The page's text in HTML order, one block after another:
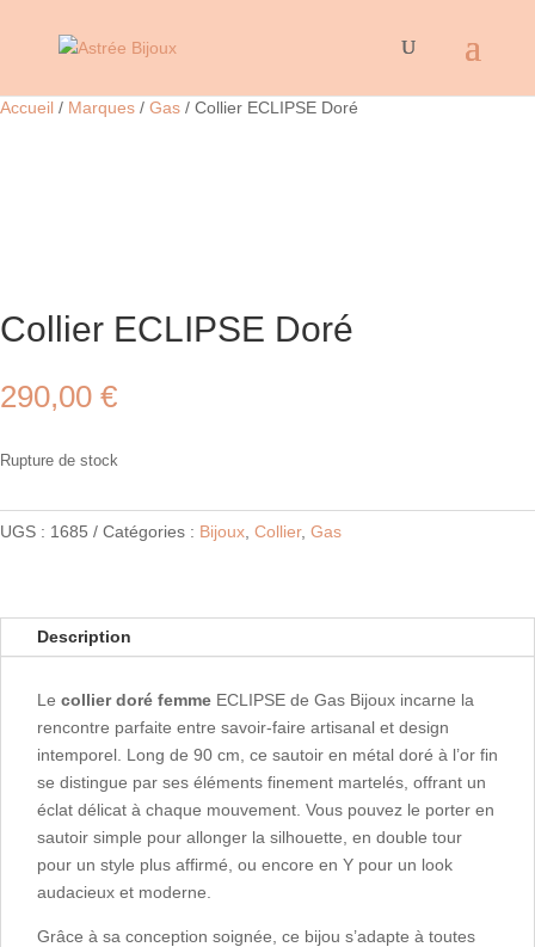
Accueil / Marques / Gas / Collier ECLIPSE Doré
Collier ECLIPSE Doré
290,00 €
Rupture de stock
UGS : 1685 Catégories : Bijoux Collier, Gas
Description
Le collier doré femme ECLIPSE de Gas Bijoux incarne la
rencontre parfaite entre savoir-faire artisanal et design
intemporel. Long de 90 cm, ce sautoir en métal doré à l’or fin
se distingue par ses éléments finement martelés, offrant un
éclat délicat à chaque mouvement. Vous pouvez le porter en
sautoir simple pour allonger la silhouette, en double tour
pour un style plus affirmé, ou encore en Y pour un look
audacieux et moderne.
Grâce à sa conception soignée, ce bijou s’adapte à toutes